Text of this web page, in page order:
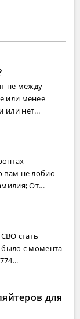
не между
или менее
или нет...
вам не лобио
От...
стать
с момента
для